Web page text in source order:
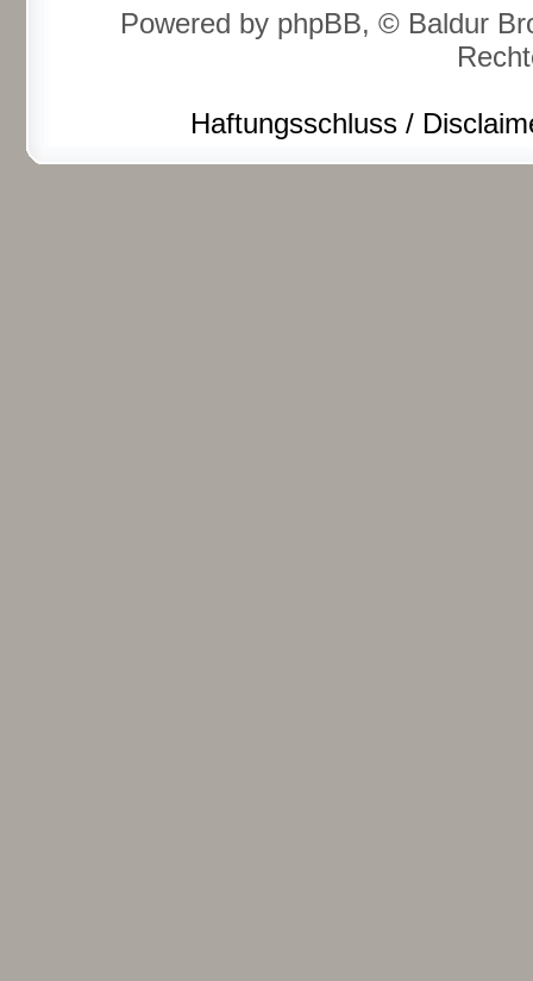
Powered by phpBB, © Baldur
Haftungsschluss /